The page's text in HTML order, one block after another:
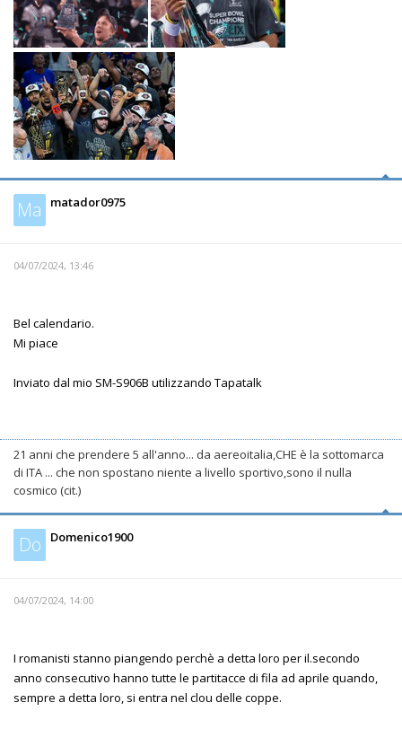
Ma matador0975
04/07/2024, 13:46
Bel calendario.
Mi piace
Inviato dal mio SM-S906B utilizzando Tapatalk
21 anni che prendere 5 all'anno... da aereoitalia,CHE è la sottomarca
di ITA ... che non spostano niente a livello sportivo,sono il nulla
cosmico (cit.)
Do Domenico1900
04/07/2024, 14:00
I romanisti stanno piangendo perchè a detta loro per il.secondo
anno consecutivo hanno tutte le partitacce di fila ad aprile quando,
sempre a detta loro, si entra nel clou delle coppe.